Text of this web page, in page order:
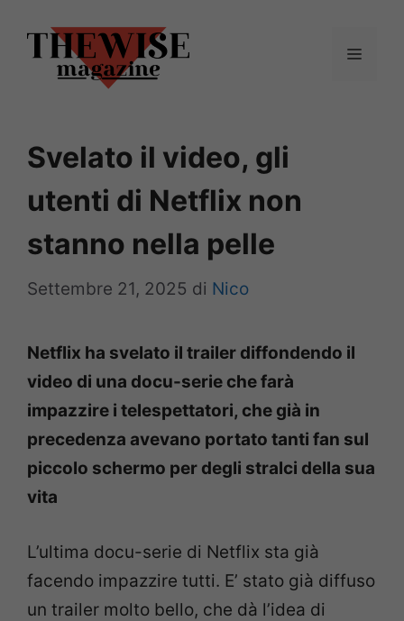
contenuto
Menu
Svelato il video, gli
utenti di Netflix non
stanno nella pelle
Settembre 21, 2025 di Nico
Netflix ha svelato il trailer diffondendo il
video di una docu-serie che farà
impazzire i telespettatori, che già in
precedenza avevano portato tanti fan sul
piccolo schermo per degli stralci della sua
vita
L’ultima docu-serie di Netflix sta già
facendo impazzire tutti. E’ stato già diffuso
un trailer molto bello, che dà l’idea di